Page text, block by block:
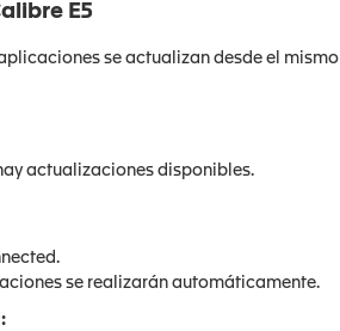
E5
se actualizan desde el mismo
actualizaciones disponibles.
se realizarán automáticamente.